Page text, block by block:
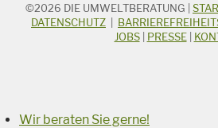
STICHWORTSUCHE
Suchbegriff
©2026 DIE UMWELTBERATUNG
DATENSCHUTZ
JOBS| PRESSE|
Wir beraten Sie gerne!